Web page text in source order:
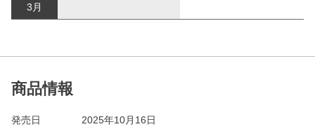
3月
商品情報
発売日
2025年10月16日